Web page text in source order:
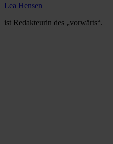
Lea Hensen
ist Redakteurin des „vorwärts“.